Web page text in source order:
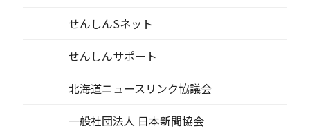
せんしんSネット
せんしんサポート
北海道ニュースリンク協議会
一般社団法人 日本新聞協会